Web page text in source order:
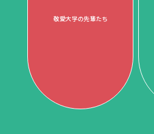
敬愛大学の先輩たち